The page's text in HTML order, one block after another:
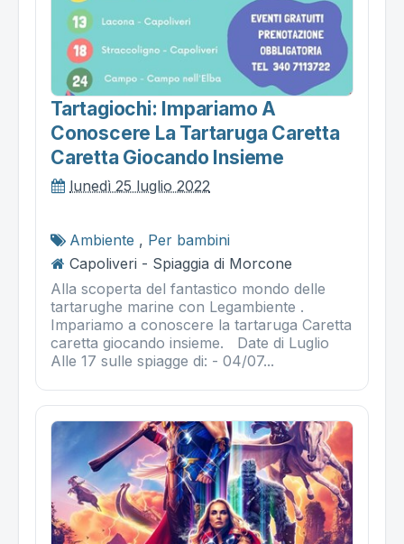
Tartagiochi: Impariamo A
Conoscere La Tartaruga Caretta
Caretta Giocando Insieme
lunedì 25 luglio 2022
Ambiente , Per bambini
Capoliveri - Spiaggia di Morcone
Alla scoperta del fantastico mondo delle
tartarughe marine con Legambiente .
Impariamo a conoscere la tartaruga Caretta
caretta giocando insieme. Date di Luglio
Alle 17 sulle spiagge di: - 04/07...